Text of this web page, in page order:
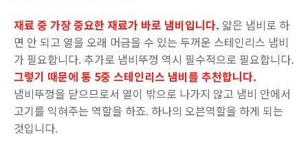
재료 중 가장 중요한 재료가 바로 냄비입니다. 얇은 냄비로 하
면 안 되고 열을 오래 머금을 수 있는 두꺼운 스테인리스 냄비
가 필요합니다. 추가로 냄비뚜껑 역시 필수적으로 필요합니다.
그렇기 때문에 통 5중 스테인리스 냄비를 추천합니다.
냄비뚜껑을 닫으므로서 열이 밖으로 나가지 않고 냄비 안에서
고기를 익혀주는 역할을 하죠. 하나의 오븐역할을 하게 되는
것입니다.